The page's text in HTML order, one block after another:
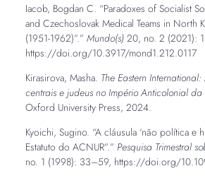
Iacob, Bogdan C. “Paradoxes of Socialist
and Czechoslovak Medical Teams in North
(1951-1962)”.” Mundo(s)20, no. 2 (2021):
https://doi.org/10.3917/mond1.212.0117
Kirasirova, Masha. The Eastern International:
centrais e judeus no Império Anticolonial da
Oxford University Press, 2024.
Kyoichi, Sugino. “A cláusula ‘não política e
Estatuto do ACNUR”.” Pesquisa Trimestral
no. 1 (1998): 33–59, https://doi.org/